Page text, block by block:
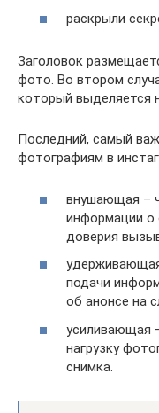
раскрыли
Заголовок
фото. Во втором
который выделяется
Последний, самый
фотографиям в
внушающая –
информации о
доверия
подачи
об анонсе на
усиливающая
нагрузку
снимка.